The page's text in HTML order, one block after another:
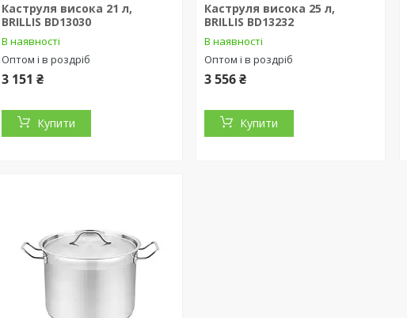
Каструля висока 21 л,
BRILLIS BD13030
В наявності
Оптом і в роздріб
3 151 ₴
Купити
Каструля висока 25 л,
BRILLIS BD13232
В наявності
Оптом і в роздріб
3 556 ₴
Купити